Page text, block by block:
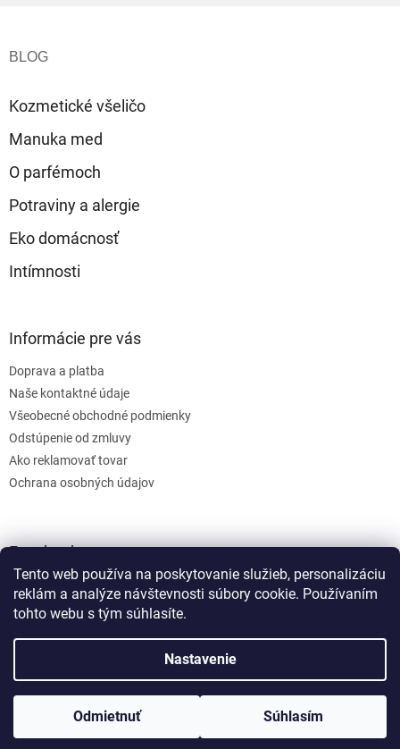
Tento web používa na poskytovanie služieb, personalizáciu
reklám a analýze návštevnosti súbory cookie. Používaním
tohto webu s tým súhlasíte.
Nastavenie
Odmietnuť Súhlasím
Kozmetické všeličo
Manuka med
O parfémoch
Potraviny a alergie
Eko domácnosť
Intímnosti
Informácie pre vás
Doprava a platba
Naše kontaktné údaje
Všeobecné obchodné podmienky
Odstúpenie od zmluvy
Ako reklamovať tovar
Ochrana osobných údajov
Facebook
Vytvoril Shoptet
Copyright 2026 . Všetky práva vyhradené.